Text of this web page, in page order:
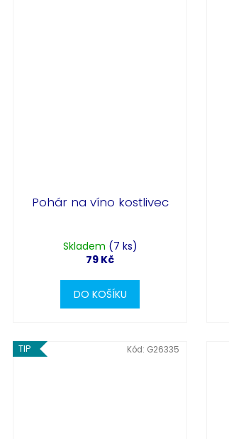
Pohár na víno kostlivec
Skladem (7 ks)
79 Kč
DO KOŠÍKU
TIP Kód: G26335